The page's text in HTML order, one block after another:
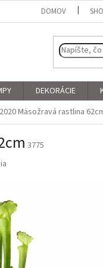
DOMOV
DEKORÁCIE
Mäsožravá rastlina
3775